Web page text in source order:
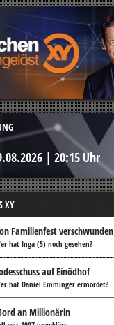
| 20:15 Uhr
XY
Familienfest verschwunden
hat Inga (5) noch gesehen?
auf Einödhof
hat Daniel Emminger ermordet?
an Millionärin